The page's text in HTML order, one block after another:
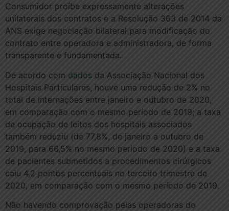
Consumidor proíbe expressamente alterações
unilaterais dos contratos e a Resolução 363 de 2014 da
ANS exige negociação bilateral para modificação do
contrato entre operadora e administradora, de forma
transparente e fundamentada.
De acordo com dados da Associação Nacional dos
Hospitais Particulares, houve uma redução de 2% no
total de internações entre janeiro e outubro de 2020,
em comparação com o mesmo período de 2019; a taxa
de ocupação de leitos dos hospitais associados
também reduziu (de 77,8%, de janeiro a outubro de
2019, para 66,5% no mesmo período de 2020) e a taxa
de pacientes submetidos a procedimentos cirúrgicos
caiu 4,2 pontos percentuais no terceiro trimestre de
2020, em comparação com o mesmo período de 2019.
Não havendo comprovação pelas operadoras do